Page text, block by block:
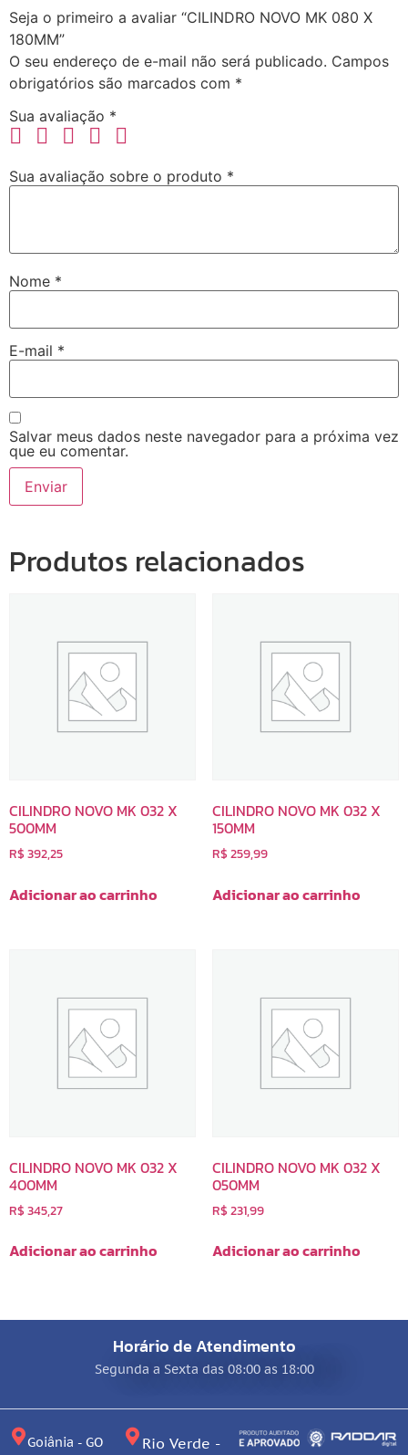
Seja o primeiro a avaliar “CILINDRO NOVO MK 080 X
180MM”
O seu endereço de e-mail não será publicado. Campos
obrigatórios são marcados com *
Sua avaliação *
Sua avaliação sobre o produto *
Nome *
E-mail *
Salvar meus dados neste navegador para a próxima vez
que eu comentar.
Produtos relacionados
CILINDRO NOVO MK 032 X
500MM
R$392,25
Adicionar ao carrinho
CILINDRO NOVO MK 032 X
150MM
R$259,99
Adicionar ao carrinho
CILINDRO NOVO MK 032 X
400MM
R$345,27
Adicionar ao carrinho
CILINDRO NOVO MK 032 X
050MM
R$231,99
Adicionar ao carrinho
Horário de Atendimento
Segunda a Sexta das 08:00 as 18:00
Goiânia - GO
Rio Verde -